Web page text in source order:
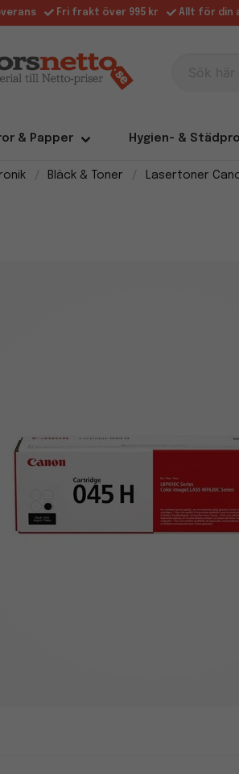
Fri frakt över 995 kr Allt för din
& Papper Hygien- &
Bläck & Toner Lasertoner